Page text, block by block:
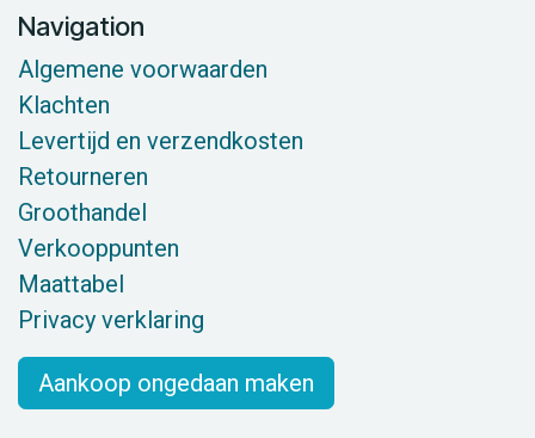
Navigation
Algemene voorwaarden
Klachten
Levertijd en verzendkosten
Retourneren
Groothandel
Verkooppunten
Maattabel
Privacy verklaring
Aankoop ongedaan maken